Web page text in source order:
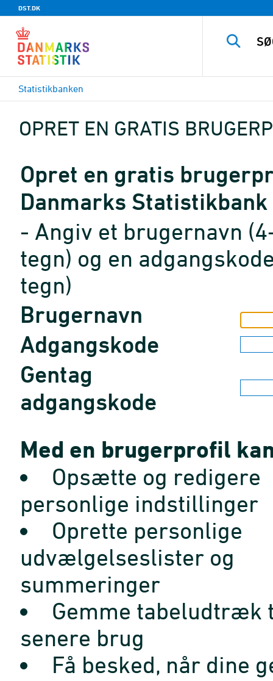
DST.DK
Statistikbanken
OPRET EN GRATIS
Opret en gratis
Danmarks Statistikbank
- Angiv et brugernavn
tegn) og en
tegn)
Brugernavn
Adgangskode
Gentag
adgangskode
Med en brugerprofil
Opsætte og redigere
personlige indstillinger
Oprette personlige
udvælgelseslister og
summeringer
Gemme tabeludtræk
senere brug
Få besked, når dine